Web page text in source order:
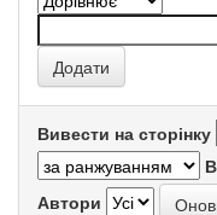
Вивести на сторінку
Автори